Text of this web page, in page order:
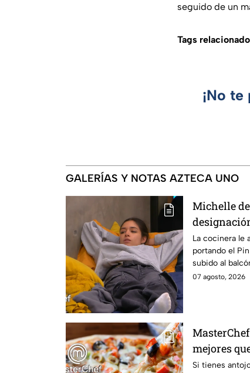
seguido de un
Tags
¡No
GALERÍAS Y NOTAS AZTECA UNO
Michelle
integrante
24/7
La cocinera le
portando el
subido al
07 agosto, 2026
mejores
casa?
Si tienes